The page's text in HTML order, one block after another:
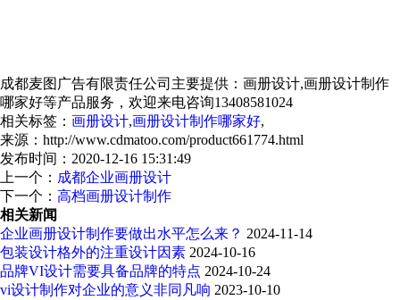
成都麦图广告有限责任公司主要提供：画册设计,画册设计制作
哪家好等产品服务，欢迎来电咨询13408581024
相关标签： 画册设计,画册设计制作哪家好,
来源：http://www.cdmatoo.com/product661774.html
发布时间：2020-12-16 15:31:49
上一个： 成都企业画册设计
下一个： 高档画册设计制作
相关新闻
企业画册设计制作要做出水平怎么来？ 2024-11-14
包装设计格外的注重设计因素 2024-10-16
品牌VI设计需要具备品牌的特点 2024-10-24
vi设计制作对企业的意义非同凡响 2023-10-10